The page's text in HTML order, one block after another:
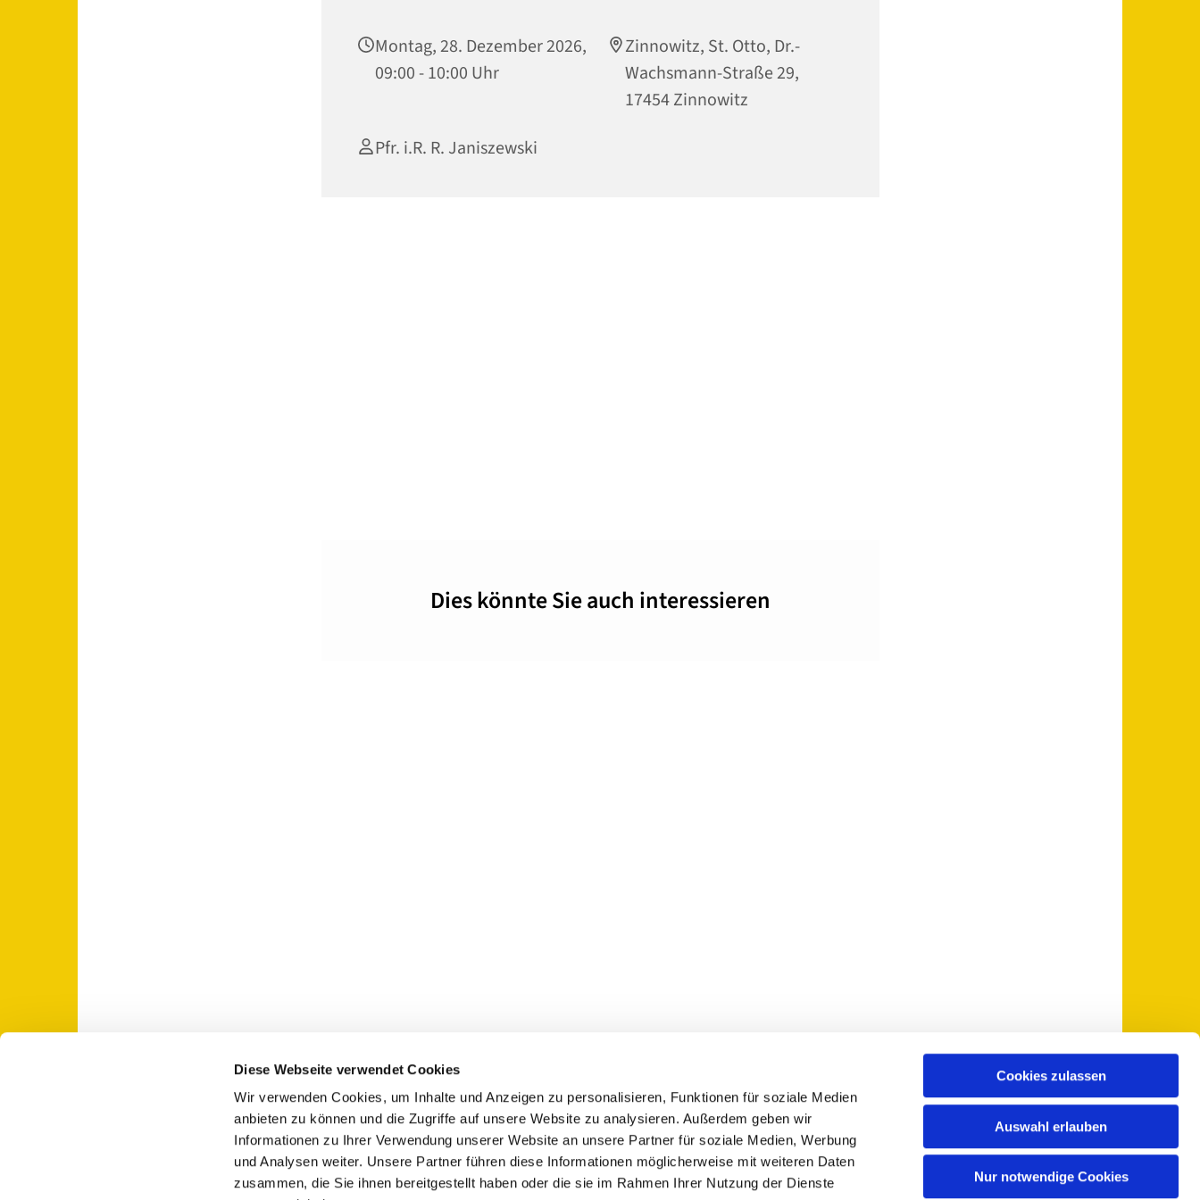
Diese Webseite verwendet Cookies
Wir verwenden Cookies, um Inhalte und Anzeigen zu personalisieren, Funktionen für soziale Medien
anbieten zu können und die Zugriffe auf unsere Website zu analysieren. Außerdem geben wir
Informationen zu Ihrer Verwendung unserer Website an unsere Partner für soziale Medien, Werbung
und Analysen weiter. Unsere Partner führen diese Informationen möglicherweise mit weiteren Daten
zusammen, die Sie ihnen bereitgestellt haben oder die sie im Rahmen Ihrer Nutzung der Dienste
Cookies zulassen
Auswahl erlauben
Nur notwendige Cookies
Montag, 28. Dezember 2026,
09:00 - 10:00 Uhr
Zinnowitz, St. Otto, Dr.-
Wachsmann-Straße 29,
17454 Zinnowitz
Pfr. i.R. R. Janiszewski
Dies könnte Sie auch interessieren
St. Otto: Katholische Kirche Usedom-Anklam-Greifswald · Bahnhofstr. 15, 17489 Greifswald+49 3834 5735-0
pfarramt@sankt-otto.de
Kontaktinformationen
Impressum
Hinweisgebersystem